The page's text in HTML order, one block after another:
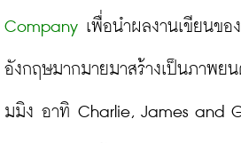
Company เพื่อนำผลงานเขียนขอ
อังกฤษมากมายมาสร้างเป็นภาพย
มมิง อาทิ Charlie, James and